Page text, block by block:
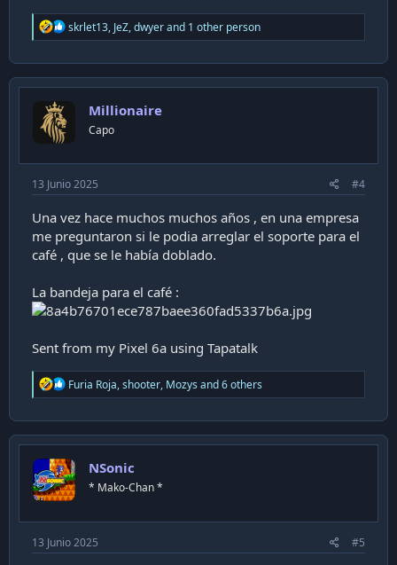
R
e
c
t
n
skrlet13, JeZ,dwyerand 1 other person
Millionaire
Capo
13 Junio 2025 #4
Una vez hace muchos muchos años , en una empresa
me preguntaron si le podia arreglar el soporte para el
café , que se le había doblado.
La bandeja para el café :
Sent from my Pixel 6a using Tapatalk
R
e
c
t
o
n
s
Furia Roja,shooter, Mozys and 6 others
NSonic
* Mako-Chan *
13 Junio 2025 #5